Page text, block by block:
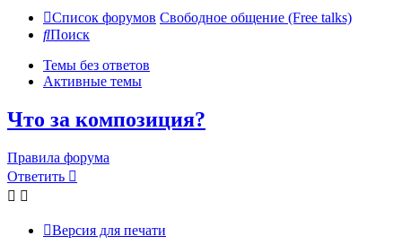
Список форумов Свободное общение (Free talks)
Поиск
Темы без ответов
Активные темы
Что за композиция?
Правила форума
Ответить
Версия для печати